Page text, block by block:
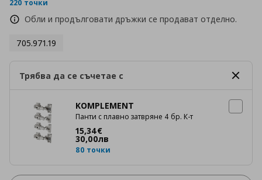
220 точки
Обли и продълговати дръжки се продават отделно.
705.971.19
Трябва да се съчетае с
KOMPLEMENT
Панти с плавно затвряне 4 бр. К-т
15,34€
Цена15,34 €
30,00лв
80 точки